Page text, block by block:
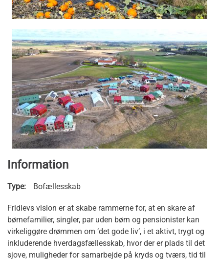
Information
Type: Bofællesskab
Fridlevs vision er at skabe rammerne for, at en skare af
børnefamilier, singler, par uden børn og pensionister kan
virkeliggøre drømmen om ’det gode liv’, i et aktivt, trygt og
inkluderende hverdagsfællesskab, hvor der er plads til det
sjove, muligheder for samarbejde på kryds og tværs, tid til